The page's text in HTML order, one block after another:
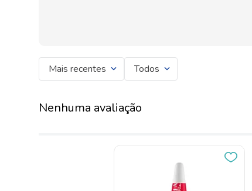
Mais recentes Todos
Nenhuma avaliação